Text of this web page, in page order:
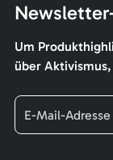
Um
über